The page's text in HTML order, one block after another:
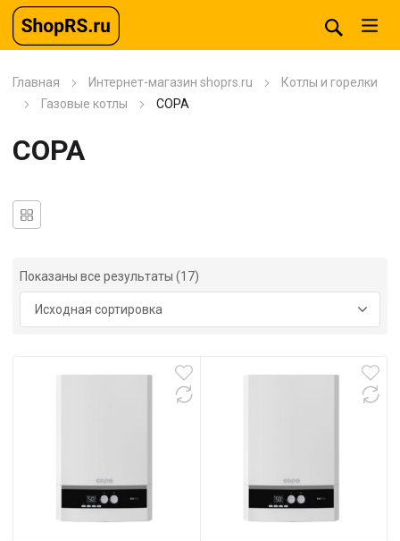
Главная Интернет-магазин shoprs.ru
Котлы и горелки
Газовые котлы
COPA
COPA
Показаны все результаты (17)